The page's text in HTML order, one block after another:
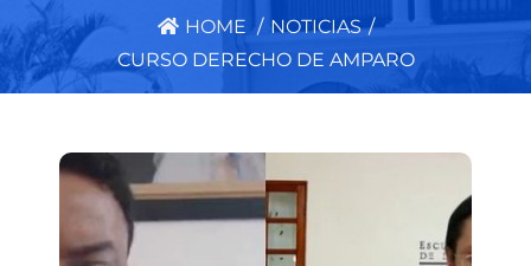
HOME / NOTICIAS /
CURSO DERECHO DE AMPARO